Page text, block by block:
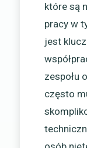
które są
pracy w
jest
zespołu
często